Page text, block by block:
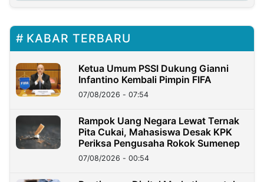
KABAR TERBARU
Ketua Umum PSSI Dukung Gianni
Infantino Kembali Pimpin FIFA
07/08/2026 - 07:54
Rampok Uang Negara Lewat Ternak
Pita Cukai, Mahasiswa Desak KPK
Periksa Pengusaha Rokok Sumenep
07/08/2026 - 00:54